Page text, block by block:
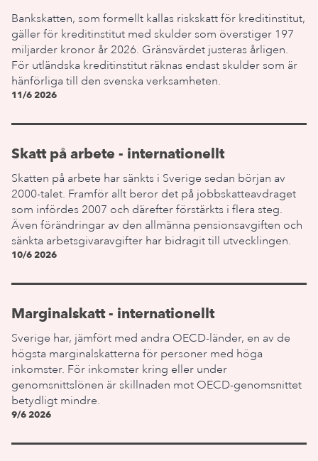
Bankskatten, som formellt kallas riskskatt för kreditinstitut,
gäller för kreditinstitut med skulder som överstiger 197
miljarder kronor år 2026. Gränsvärdet justeras årligen.
För utländska kreditinstitut räknas endast skulder som är
hänförliga till den svenska verksamheten.
11/6 2026
Skatt på arbete - internationellt
Skatten på arbete har sänkts i Sverige sedan början av
2000-talet. Framför allt beror det på jobbskatteavdraget
som infördes 2007 och därefter förstärkts i flera steg.
Även förändringar av den allmänna pensionsavgiften och
sänkta arbetsgivaravgifter har bidragit till utvecklingen.
10/6 2026
Marginalskatt - internationellt
Sverige har, jämfört med andra OECD-länder, en av de
högsta marginalskatterna för personer med höga
inkomster. För inkomster kring eller under
genomsnittslönen är skillnaden mot OECD-genomsnittet
betydligt mindre.
9/6 2026